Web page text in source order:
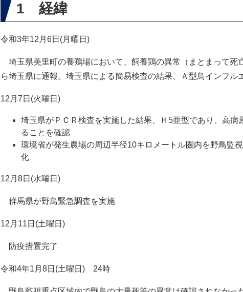
1 経緯
令和3年12月6日(月曜日)
埼玉県美里町の養鶏場において、飼養鶏の異常（まとまって死
ら埼玉県に通報。埼玉県による簡易検査の結果、Ａ型鳥インフル
12月7日(火曜日)
埼玉県がＰＣＲ検査を実施した結果、Ｈ5亜型であり、高病
ることを確認
環境省が発生農場の周辺半径10キロメートル圏内を野鳥監
化
12月8日(水曜日)
群馬県が野鳥緊急調査を実施
12月11日(土曜日)
防疫措置完了
令和4年1月8日(土曜日) 24時